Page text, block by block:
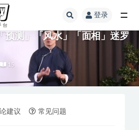
登录
预测」「风水」「面相」迷罗
15
建议 常见问题